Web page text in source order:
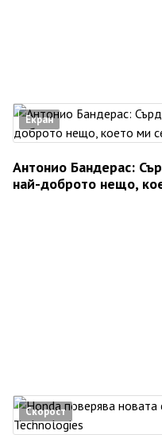
Екран
Антонио Бандерас:
най-доброто нещо,
Скорост